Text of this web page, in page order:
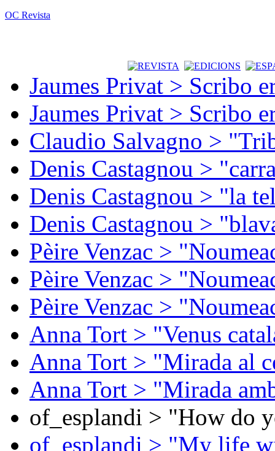
OC Revista
Jaumes Privat > Scribo
Jaumes Privat > Scribo
Claudio Salvagno >
Denis Castagnou >
Denis Castagnou > "la
Denis Castagnou >
Pèire Venzac >
Pèire Venzac >
Pèire Venzac >
Anna Tort > "Venus
Anna Tort > "Mirada al
Anna Tort > "Mirada
of_esplandi > "How do
of_esplandi > "My life